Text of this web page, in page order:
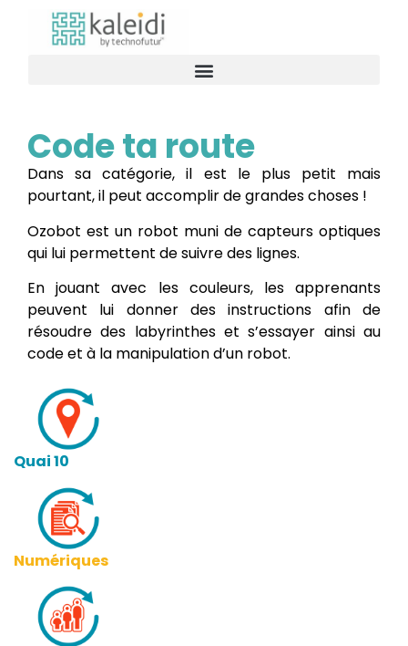
Code ta route
Dans sa catégorie, il est le plus petit mais
pourtant, il peut accomplir de grandes choses !
Ozobot est un robot muni de capteurs optiques
qui lui permettent de suivre des lignes.
En jouant avec les couleurs, les apprenants
peuvent lui donner des instructions afin de
résoudre des labyrinthes et s’essayer ainsi au
code et à la manipulation d’un robot.
Quai 10
Numériques